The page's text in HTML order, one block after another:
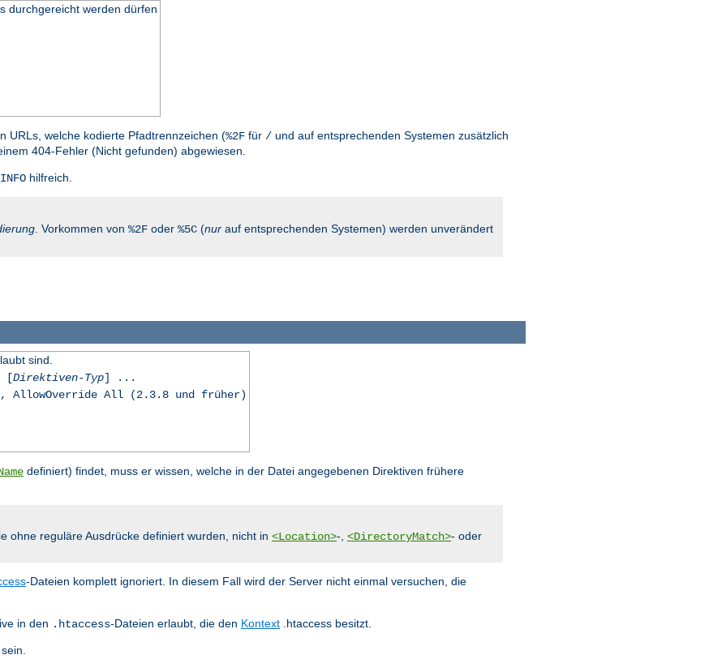
durchgereicht werden dürfen
URLs, welche kodierte Pfadtrennzeichen (%2F für / und auf entsprechenden Systemen zusätzlich
404-Fehler (Nicht gefunden) abgewiesen.
hilfreich.
. Vorkommen von %2F oder %5C (nur auf entsprechenden Systemen) werden unverändert
sind.
[Direktiven-Typ] ...
AllowOverride All (2.3.8 und früher)
definiert) findet, muss er wissen, welche in der Datei angegebenen Direktiven frühere
ohne reguläre Ausdrücke definiert wurden, nicht in <Location>-, <DirectoryMatch>- oder
-Dateien komplett ignoriert. In diesem Fall wird der Server nicht einmal versuchen, die
in den .htaccess-Dateien erlaubt, die den Kontext .htaccess besitzt.